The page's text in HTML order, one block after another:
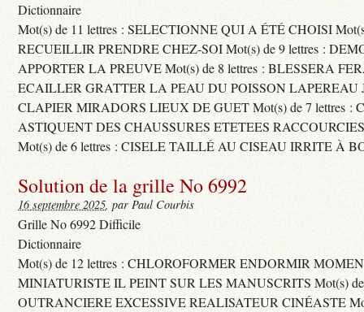
Dictionnaire
Mot(s) de 11 lettres : SELECTIONNE QUI A ÉTÉ CHOISI
RECUEILLIR PRENDRE CHEZ-SOI Mot(s) de 9 lettres :
APPORTER LA PREUVE Mot(s) de 8 lettres : BLESSERA
ECAILLER GRATTER LA PEAU DU POISSON LAPEREAU
CLAPIER MIRADORS LIEUX DE GUET Mot(s) de 7 lettres :
ASTIQUENT DES CHAUSSURES ETETEES
Mot(s) de 6 lettres : CISELE TAILLÉ AU CISEAU IRRITE À
Solution de la grille No 6992
16 septembre 2025, par Paul Courbis
Grille No 6992 Difficile
Dictionnaire
Mot(s) de 12 lettres : CHLOROFORMER ENDORMIR
MINIATURISTE IL PEINT SUR LES MANUSCRITS Mot(s) de
OUTRANCIERE EXCESSIVE REALISATEUR CINÉASTE